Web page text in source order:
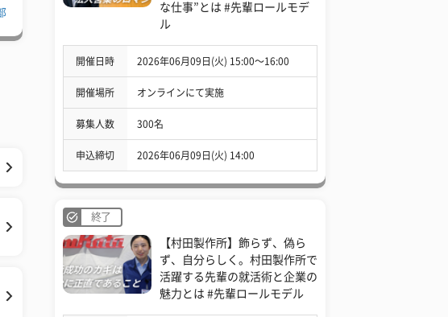
な仕事”とは #先輩ロールモデ
ル
開催日時 2026年06月09日(火) 15:00〜16:00
開催場所 オンラインにて実施
募集人数 300名
申込締切 2026年06月09日(火) 14:00
終了
【村田製作所】飾らず、偽ら
ず、自分らしく。村田製作所で
活躍する先輩の就活術と企業の
魅力とは #先輩ロールモデル